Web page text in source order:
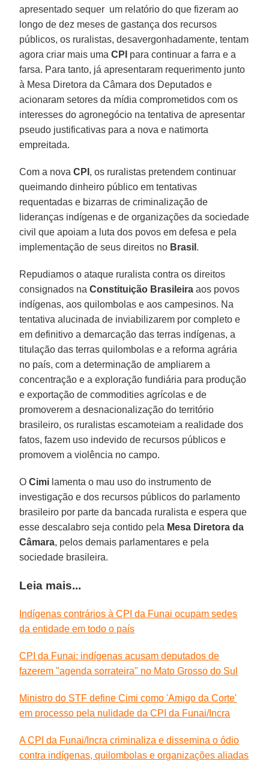
apresentado sequer um relatório do que fizeram ao
longo de dez meses de gastança dos recursos
públicos, os ruralistas, desavergonhadamente, tentam
agora criar mais umaCPI para continuar a farra e a
farsa. Para tanto, já apresentaram requerimento junto
à Mesa Diretora da Câmara dos Deputados e
acionaram setores da mídia comprometidos com os
interesses do agronegócio na tentativa de apresentar
pseudo justificativas para a nova e natimorta
empreitada.
Com a novaCPI , os ruralistas pretendem continuar
queimando dinheiro público em tentativas
requentadas e bizarras de criminalização de
lideranças indígenas e de organizações da sociedade
civil que apoiam a luta dos povos em defesa e pela
implementação de seus direitos no Brasil .
Repudiamos o ataque ruralista contra os direitos
consignados naConstituição Brasileira aos povos
indígenas, aos quilombolas e aos campesinos. Na
tentativa alucinada de inviabilizarem por completo e
em definitivo a demarcação das terras indígenas, a
titulação das terras quilombolas e a reforma agrária
no país, com a determinação de ampliarem a
concentração e a exploração fundiária para produção
e exportação de commodities agrícolas e de
promoverem a desnacionalização do território
brasileiro, os ruralistas escamoteiam a realidade dos
fatos, fazem uso indevido de recursos públicos e
promovem a violência no campo.
OCimi lamenta o mau uso do instrumento de
investigação e dos recursos públicos do parlamento
brasileiro por parte da bancada ruralista e espera que
esse descalabro seja contido pela Mesa Diretora da
Câmara, pelos demais parlamentares e pela
sociedade brasileira.
Leia mais...
Indígenas contrários à CPI da Funai ocupam sedes
da entidade em todo o país
CPI da Funai: indígenas acusam deputados de
fazerem "agenda sorrateira" no Mato Grosso do Sul
Ministro do STF define Cimi como 'Amigo da Corte'
em processo pela nulidade da CPI da Funai/Incra
A CPI da Funai/Incra criminaliza e dissemina o ódio
contra indígenas, quilombolas e organizações aliadas